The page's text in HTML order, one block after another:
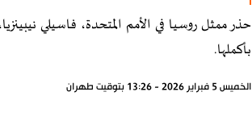
حذر ممثل روسيا في الأمم المتحدة، فاسيلي
بأكملها.
الخميس 5 فبراير 2026 - 13:26 بتوقيت طهران